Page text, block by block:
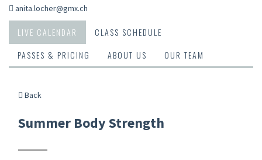
anita.locher@gmx.ch
LIVE CALENDAR
CLASS SCHEDULE
PASSES & PRICING
ABOUT US OUR TEAM
Back
Summer Body Strength